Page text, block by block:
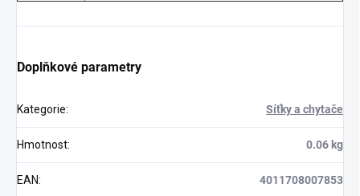
Doplňkové parametry
Kategorie: Síťky a chytače
Hmotnost: 0.06 kg
EAN: 4011708007853